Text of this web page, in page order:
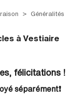
Généralités
à Vestiaire
félicitations !
séparément❗